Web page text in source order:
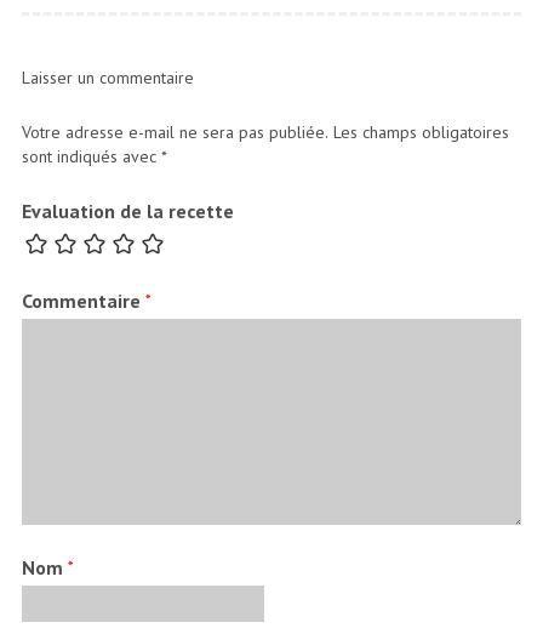
Laisser un commentaire
Votre adresse e-mail ne sera pas publiée. Les champs obligatoires
sont indiqués avec *
Evaluation de la recette
Commentaire *
Nom *